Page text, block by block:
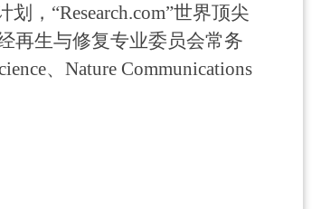
划，“Research.com”世界顶尖
再生与修复专业委员会常务
、 Nature Communications